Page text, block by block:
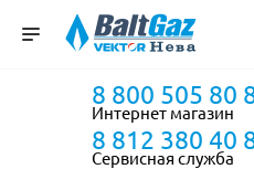
8 800 505 80
Интернет магазин
8 812 380 40
Сервисная служба